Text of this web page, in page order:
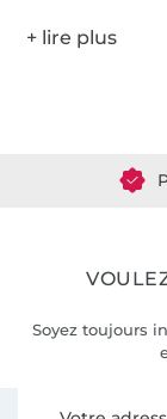
Soyez toujours